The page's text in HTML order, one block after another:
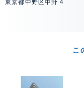
東京都中野区中野４
こ